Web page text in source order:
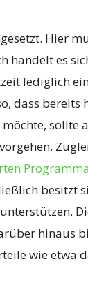
Hier
handelt es
lediglich
dass bereits
sollte
besitzt
hinaus
wie etwa